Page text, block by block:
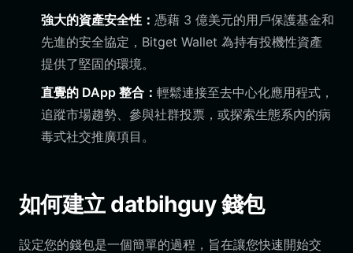
強大的資產安全性： 憑藉 3 億美元的用戶保護基金和
先進的安全協定，Bitget Wallet 為持有投機性資產
提供了堅固的環境。
直覺的 DApp 整合： 輕鬆連接至去中心化應用程式，
追蹤市場趨勢、參與社群投票，或探索生態系內的病
毒式社交推廣項目。
如何建立 datbihguy 錢包
設定您的錢包是一個簡單的過程，旨在讓您快速開始交